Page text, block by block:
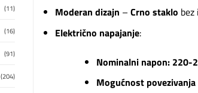
(11)
(16)
(91)
(204)
Moderan dizajn – Crno staklo
Električno napajanje:
Nominalni napon: 220-
Mogućnost povezivanja